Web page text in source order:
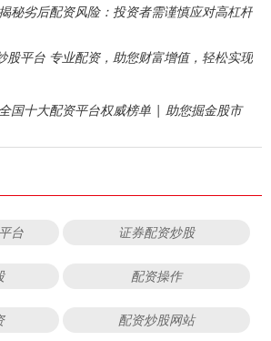
秘劣后配资风险：投资者需谨慎应对高杠杆
股平台 专业配资，助您财富增值，轻松实现
国十大配资平台权威榜单 | 助您掘金股市
台 证券配资炒股
配资操作
配资炒股网站